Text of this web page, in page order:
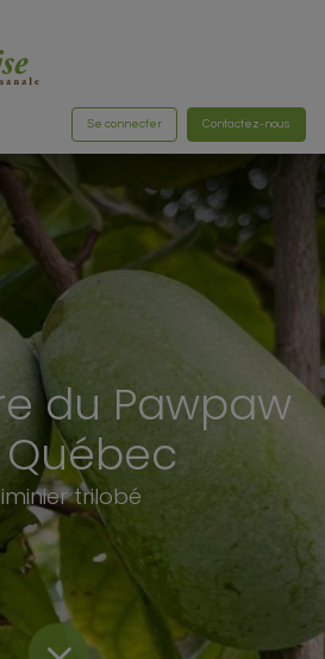
Se connecter Contactez-nous
du Pawpaw
trilobé